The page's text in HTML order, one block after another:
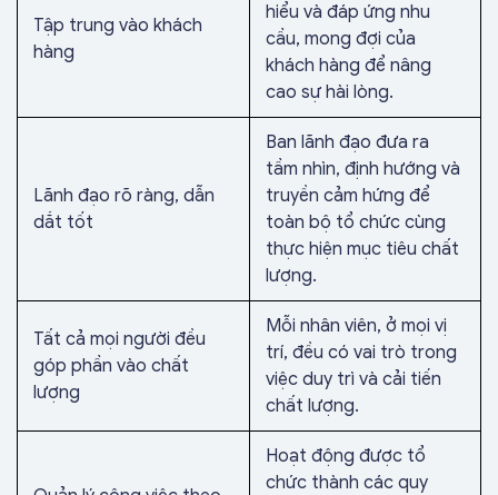
Tập trung vào khách
hàng
hiểu và đáp ứng nhu
cầu, mong đợi của
khách hàng để nâng
cao sự hài lòng.
Lãnh đạo rõ ràng, dẫn
dắt tốt
Ban lãnh đạo đưa ra
tầm nhìn, định hướng và
truyền cảm hứng để
toàn bộ tổ chức cùng
thực hiện mục tiêu chất
lượng.
Tất cả mọi người đều
góp phần vào chất
lượng
Mỗi nhân viên, ở mọi vị
trí, đều có vai trò trong
việc duy trì và cải tiến
chất lượng.
Hoạt động được tổ
chức thành các quy